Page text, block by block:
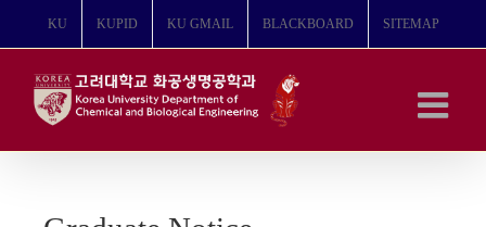
뛰
KU KUPID KU GMAIL BLACKBOARD SITEMAP